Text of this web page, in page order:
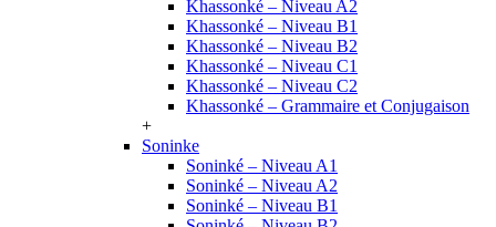
Khassonké – Niveau A2
Khassonké – Niveau B1
Khassonké – Niveau B2
Khassonké – Niveau C1
Khassonké – Niveau C2
Khassonké – Grammaire et Conjugaison
+
Soninke
Soninké – Niveau A1
Soninké – Niveau A2
Soninké – Niveau B1